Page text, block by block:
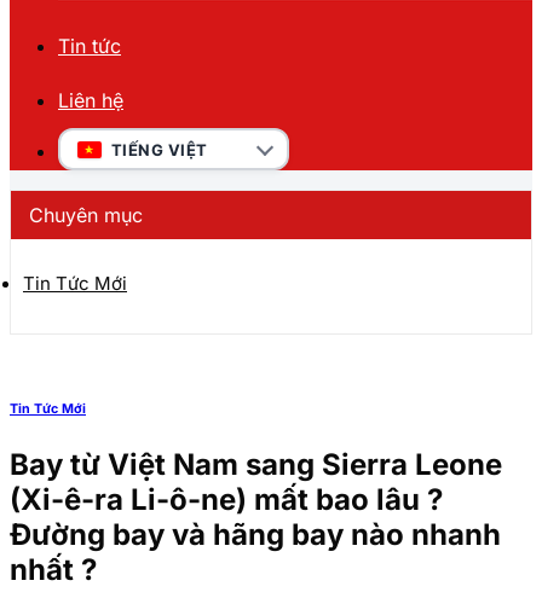
Tin tức
Liên hệ
TIẾNG VIỆT
Chuyên mục
Tin Tức Mới
Tin Tức Mới
Bay từ Việt Nam sang Sierra Leone
(Xi-ê-ra Li-ô-ne) mất bao lâu ?
Đường bay và hãng bay nào nhanh
nhất ?